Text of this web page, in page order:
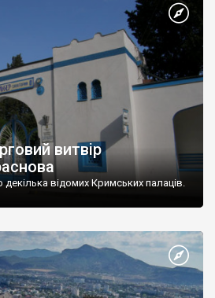
витвір
відомих Кримських палаців.